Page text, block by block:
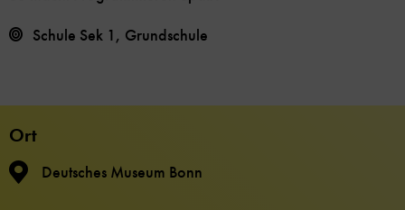
Schule Sek 1, Grundschule
Ort
Deutsches Museum Bonn